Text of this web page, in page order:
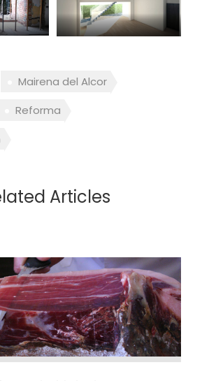
Mairena del Alcor
Reforma
Articles